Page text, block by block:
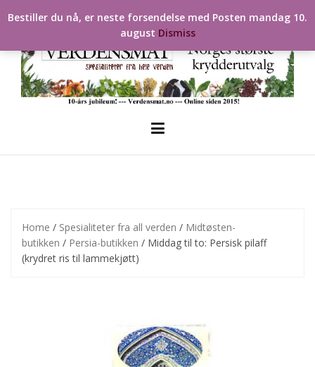
to
Home / Spesialiteter fra all verden / Midtøsten-
butikken / Persia-butikken / Middag til to: Persisk pilaff
(krydret ris til lammekjøtt)
Bestiller du nå, er neste forsendelse med Posten mandag 10.
august Dismiss